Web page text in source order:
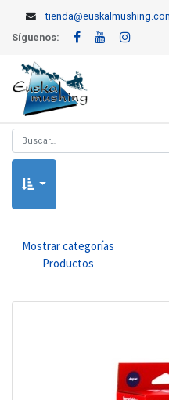
Síguenos:
Mostrar categorías
Productos